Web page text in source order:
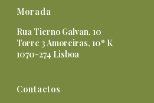
Morada
Rua Tierno Galvan, 10
Torre 3 Amoreiras, 10º K
1070-274 Lisboa
Contactos